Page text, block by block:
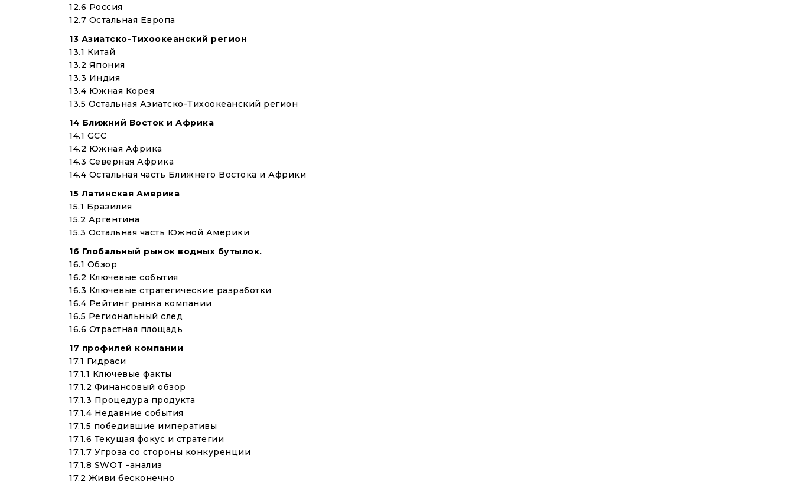
12.6 Россия
12.7 Остальная Европа
13 Азиатско-Тихоокеанский регион
13.1 Китай
13.2 Япония
13.3 Индия
13.4 Южная Корея
13.5 Остальная Азиатско-Тихоокеанский регион
14 Ближний Восток и Африка
14.1 GCC
14.2 Южная Африка
14.3 Северная Африка
14.4 Остальная часть Ближнего Востока и Африки
15 Латинская Америка
15.1 Бразилия
15.2 Аргентина
15.3 Остальная часть Южной Америки
16 Глобальный рынок водных бутылок.
16.1 Обзор
16.2 Ключевые события
16.3 Ключевые стратегические разработки
16.4 Рейтинг рынка компании
16.5 Региональный след
16.6 Отрастная площадь
17 профилей компании
17.1 Гидраси
17.1.1 Ключевые факты
17.1.2 Финансовый обзор
17.1.3 Процедура продукта
17.1.4 Недавние события
17.1.5 победившие императивы
17.1.6 Текущая фокус и стратегии
17.1.7 Угроза со стороны конкуренции
17.1.8 SWOT -анализ
17.2 Живи бесконечно